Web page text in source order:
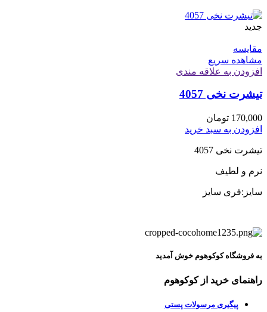
جدید
مقایسه
مشاهده سریع
افزودن به علاقه مندی
تیشرت نخی 4057
170,000 تومان
افزودن به سبد خرید
تیشرت نخی 4057
نرم و لطیف
سایز:فری سایز
به فروشگاه کوکوهوم خوش آمدید
راهنمای خرید از کوکوهوم
پیگیری مرسولات پستی